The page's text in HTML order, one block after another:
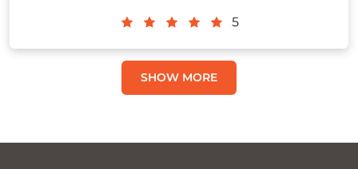
5
SHOW MORE